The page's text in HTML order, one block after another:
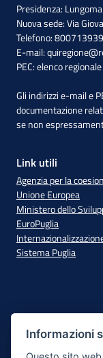
Presidenza:
Nuova sede: Via
Telefono: 800713939
E-mail:
PEC:elenco regionale
Gli indirizzi e-mail e
documentazione
se non
Link utili
Agenzia per la
Unione Europea
Ministero dello
EuroPuglia
Sistema Puglia
XIII
Informazioni